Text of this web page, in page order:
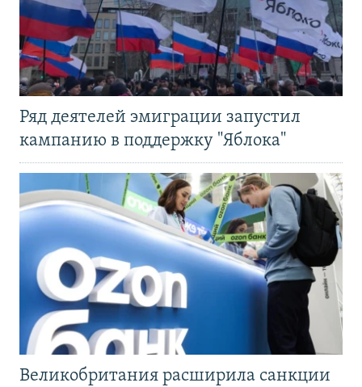
Ряд деятелей эмиграции запустил
кампанию в поддержку "Яблока"
Великобритания расширила санкции